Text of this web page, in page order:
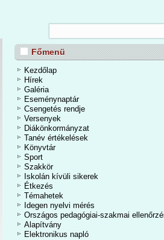
TANÉVZÁRÓ
Iskola és Alapfokú Művészeti Iskolában
is befejeződött a 2025/2026-os tanév. Egy
zártunk. A kihívások mellett számtalan
tanulmányi eredmények tették igazán
Főmenü
Kezdőlap
Hírek
Galéria
Eseménynaptár
Csengetés rendje
Versenyek
Diákönkormányzat
Tanév értékelések
Könyvtár
Sport
Szakkör
Iskolán kívüli sikerek
Étkezés
Témahetek
Idegen nyelvi mérés
Országos pedagógiai-szakmai
Alapítvány
Elektronikus napló